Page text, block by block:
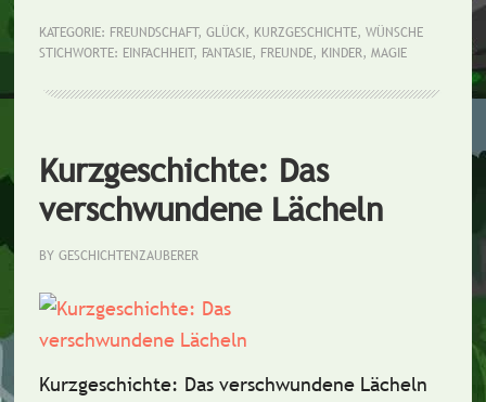
glückliche
Wunsch
KATEGORIE: FREUNDSCHAFT, GLÜCK, KURZGESCHICHTE, WÜNSCHE
STICHWORTE: EINFACHHEIT, FANTASIE, FREUNDE, KINDER, MAGIE
Kurzgeschichte: Das
verschwundene Lächeln
BY GESCHICHTENZAUBERER
Kurzgeschichte: Das verschwundene Lächeln